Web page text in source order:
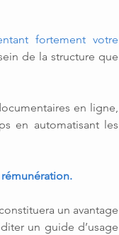
fortement votre
de la structure que
en ligne,
en automatisant les
un avantage
un guide d’usage